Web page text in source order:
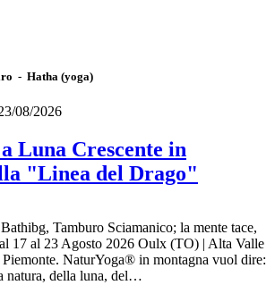
- Hatha (yoga)
08/2026
Luna Crescente in
"Linea del Drago"
Tamburo Sciamanico; la mente tace,
17 al 23 Agosto 2026 Oulx (TO) | Alta Valle
NaturYoga® in montagna vuol dire:
natura, della luna, del…